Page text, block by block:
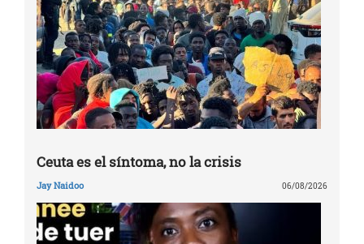
Ceuta es el síntoma, no la crisis
Jay Naidoo 06/08/2026